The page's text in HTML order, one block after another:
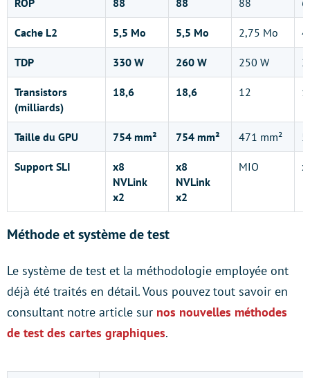
Cache L2 5,5 Mo 5,5 Mo 2,75 Mo 4
TDP 330 W 260 W 250 W
Transistors
(milliards)
18,6 18,6 12
Taille du GPU 754 mm² 754 mm² 471 mm²
Support SLI
x8
NVLink
x2
x8
NVLink
x2
MIO
Méthode et système de test
Le système de test et la méthodologie employée ont
déjà été traités en détail. Vous pouvez tout savoir en
consultant notre article sur nos nouvelles méthodes
de test des cartes graphiques.